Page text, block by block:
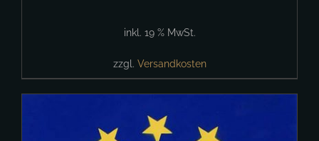
inkl. 19 % MwSt.
zzgl. Versandkosten